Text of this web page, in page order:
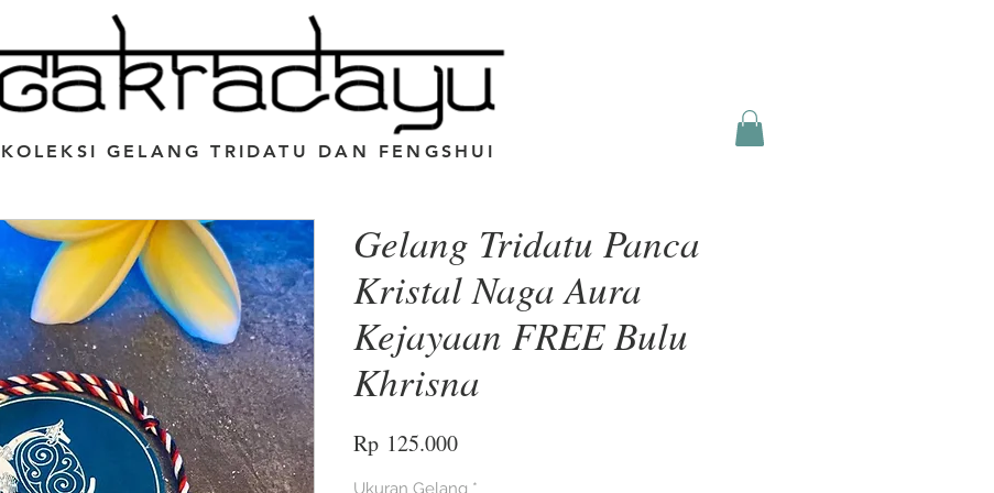
KOLEKSI GELANG TRIDATU DAN FENGSHUI
Gelang Tridatu Panca
Kristal Naga Aura
Kejayaan FREE Bulu
Khrisna
Rp 125.000Harga